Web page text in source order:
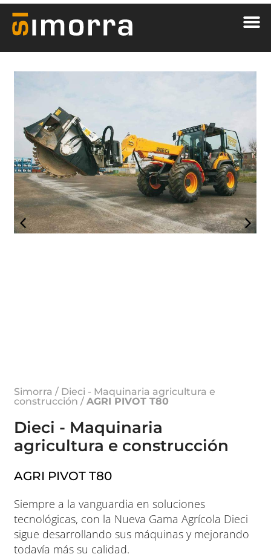
Simorra / Dieci - Maquinaria agricultura e
construcción /AGRI PIVOT T80
Dieci - Maquinaria
agricultura e construcción
AGRI PIVOT T80
Siempre a la vanguardia en soluciones
tecnológicas, con la Nueva Gama Agrícola Dieci
sigue desarrollando sus máquinas y mejorando
todavía más su calidad.